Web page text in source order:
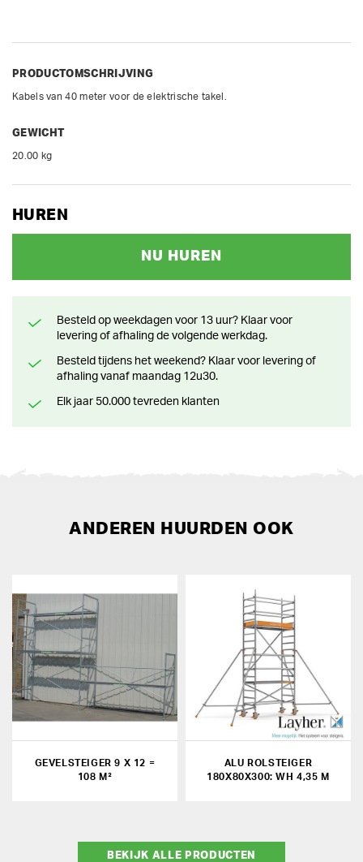
PRODUCTOMSCHRIJVING
Kabels van 40 meter voor de elektrische takel.
GEWICHT
20.00 kg
HUREN
NU HUREN
Besteld op weekdagen voor 13 uur? Klaar voor
levering of afhaling de volgende werkdag.
Besteld tijdens het weekend? Klaar voor levering of
afhaling vanaf maandag 12u30.
Elk jaar 50.000 tevreden klanten
ANDEREN HUURDEN OOK
GEVELSTEIGER 9 X 12 =
108 M²
ALU ROLSTEIGER
180X80X300: WH 4,35 M
BEKIJK ALLE PRODUCTEN